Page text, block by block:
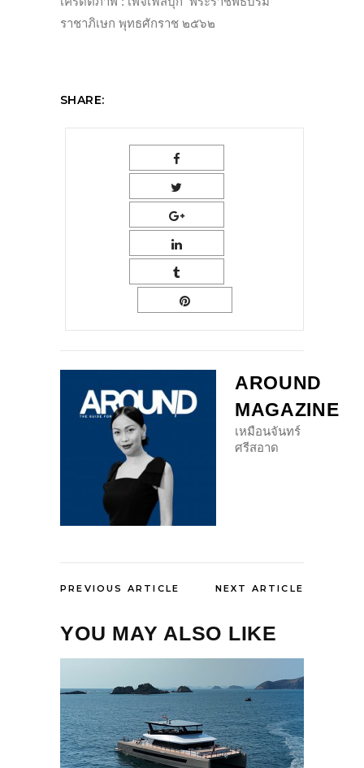
ราชาภิเษก พุทธศักราช ๒๕๖๒
SHARE:
AROUND
MAGAZINE
เหมือนจันทร์
ศรีสอาด
PREVIOUS ARTICLE NEXT ARTICLE
YOU MAY ALSO LIKE